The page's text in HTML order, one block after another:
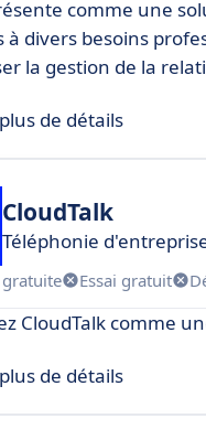
comme une
à divers besoins
la gestion de la
de détails
CloudTalk
Téléphonie
Essai gratuit
CloudTalk comme
de détails